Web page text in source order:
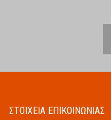
ΣΤΟΙΧΕΙΑ ΕΠΙΚΟΙΝΩΝΙΑΣ